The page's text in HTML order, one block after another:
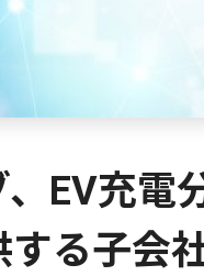
EV充電
る子会